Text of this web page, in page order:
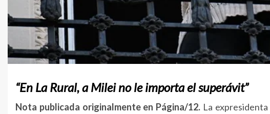
“En La Rural, a Milei no le importa el superávit”
Nota publicada originalmente en Página/12. La expresidenta